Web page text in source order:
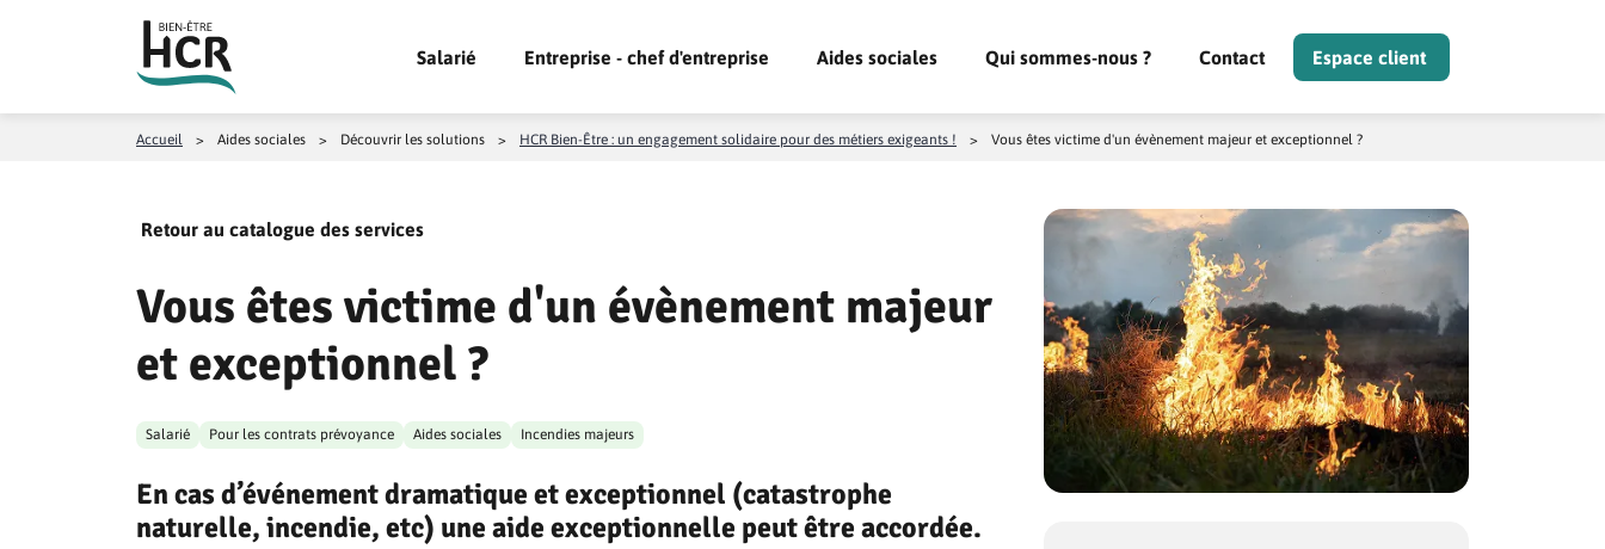
Salarié Entreprise - chef d'entreprise Aides sociales Qui sommes-nous ? Contact Espace client
Accueil > Aides sociales > Découvrir les solutions > HCR Bien-Être : un engagement solidaire pour des métiers exigeants ! > Vous êtes victime d'un évènement majeur et exceptionnel ?
Retour au catalogue des services
Vous êtes victime d'un évènement majeur
et exceptionnel ?
Salarié Pour les contrats prévoyance Aides sociales Incendies majeurs
En cas d’événement dramatique et exceptionnel (catastrophe
naturelle, incendie, etc) une aide exceptionnelle peut être accordée.